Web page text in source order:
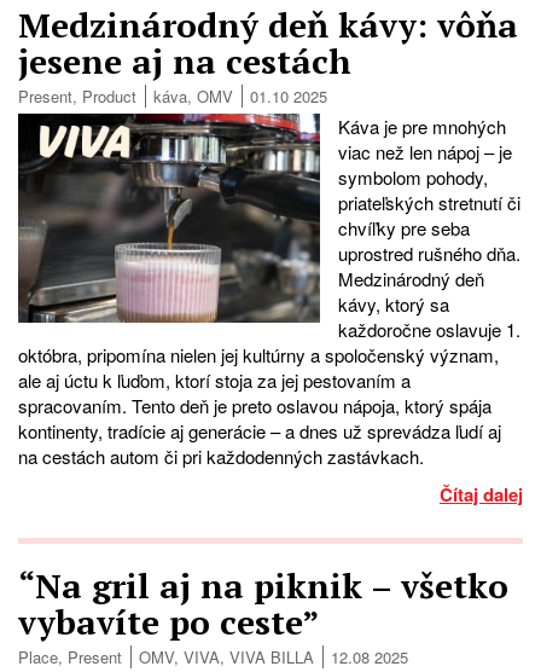
Medzinárodný deň kávy: vôňa
jesene aj na cestách
Present, Product káva, OMV 01.10 2025
Káva je pre mnohých
viac než len nápoj – je
symbolom pohody,
priateľských stretnutí či
chvíľky pre seba
uprostred rušného dňa.
Medzinárodný deň
kávy, ktorý sa
každoročne oslavuje 1.
októbra, pripomína nielen jej kultúrny a spoločenský význam,
ale aj úctu k ľuďom, ktorí stoja za jej pestovaním a
spracovaním. Tento deň je preto oslavou nápoja, ktorý spája
kontinenty, tradície aj generácie – a dnes už sprevádza ľudí aj
na cestách autom či pri každodenných zastávkach.
Čítaj dalej
“Na gril aj na piknik – všetko
vybavíte po ceste”
Place, Present OMV, VIVA, VIVA BILLA 12.08 2025